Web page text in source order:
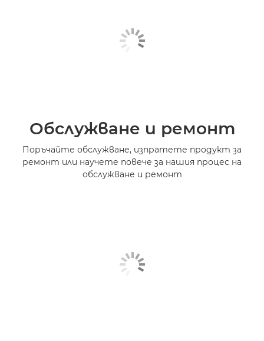
Обслужване и ремонт
Поръчайте обслужване, изпратете продукт за
ремонт или научете повече за нашия процес на
обслужване и ремонт